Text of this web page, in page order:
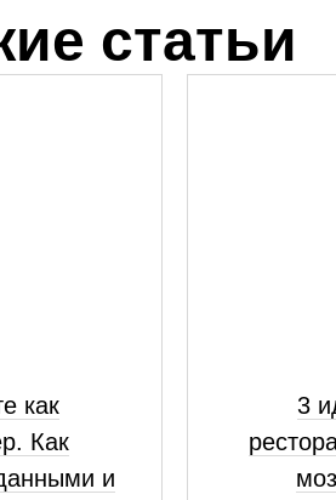
статьи
как
Как
и
3